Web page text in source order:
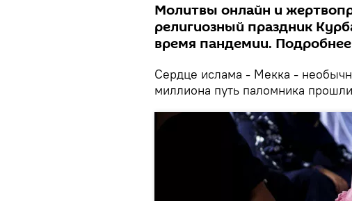
Молитвы онлайн и
религиозный праздник
время пандемии.
Сердце ислама - Мекка -
миллиона путь паломника